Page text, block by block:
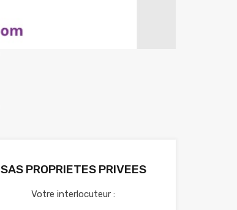
SAS PROPRIETES PRIVEES
Votre interlocuteur :